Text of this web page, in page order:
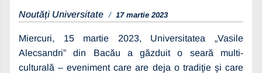
Noutăți Universitate
17 martie 2023
Miercuri, 15 martie 2023, Universitatea „Vasile
Alecsandri” din Bacău a găzduit o seară multi-
culturală – eveniment care are deja o tradiţie şi care